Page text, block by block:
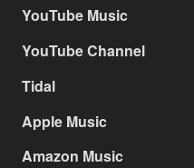
YouTube Music
YouTube Channel
Tidal
Apple Music
Amazon Music